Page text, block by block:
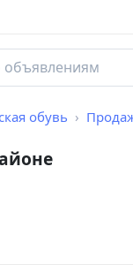
обувь